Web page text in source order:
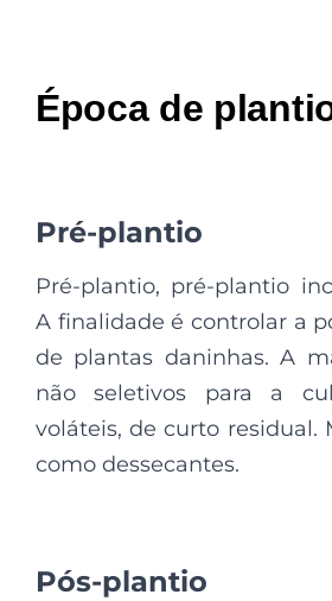
Época de
Pré-plantio
Pré-plantio, pré-plantio
A finalidade é controlar a
de plantas daninhas. A
não seletivos para a
voláteis, de curto residual.
como dessecantes.
Pós-plantio